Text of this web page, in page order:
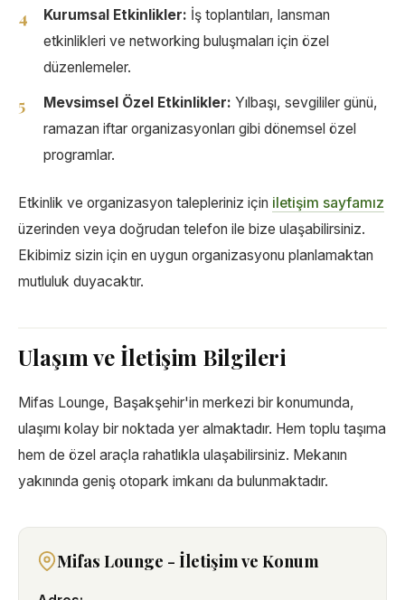
Kurumsal Etkinlikler: İş toplantıları, lansman
etkinlikleri ve networking buluşmaları için özel
düzenlemeler.
Mevsimsel Özel Etkinlikler: Yılbaşı, sevgililer günü,
ramazan iftar organizasyonları gibi dönemsel özel
programlar.
Etkinlik ve organizasyon talepleriniz için iletişim sayfamız
üzerinden veya doğrudan telefon ile bize ulaşabilirsiniz.
Ekibimiz sizin için en uygun organizasyonu planlamaktan
mutluluk duyacaktır.
Ulaşım ve İletişim Bilgileri
Mifas Lounge, Başakşehir'in merkezi bir konumunda,
ulaşımı kolay bir noktada yer almaktadır. Hem toplu taşıma
hem de özel araçla rahatlıkla ulaşabilirsiniz. Mekanın
yakınında geniş otopark imkanı da bulunmaktadır.
Mifas Lounge - İletişim ve Konum